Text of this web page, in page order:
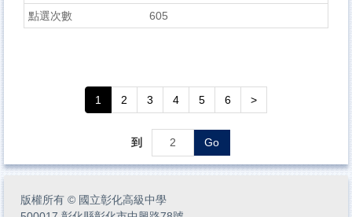
605
1 2 3 4 5 6 >
到 Go
版權所有 © 國立彰化高級中學